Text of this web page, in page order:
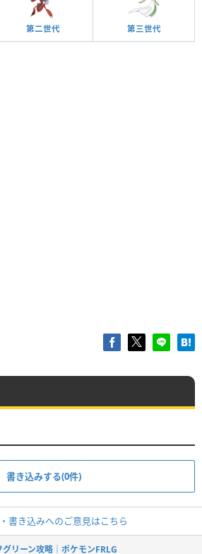
第二世代 第三世代
書き込みする(0件)
書き込みへのご意見はこちら
リーン攻略｜ポケモンFRLG